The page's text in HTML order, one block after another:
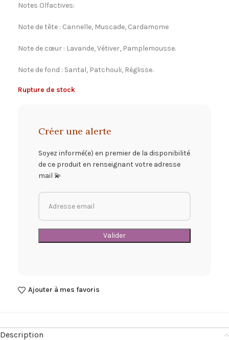
Notes Olfactives:
Note de tête : Cannelle, Muscade, Cardamome
Note de cœur : Lavande, Vétiver, Pamplemousse.
Note de fond : Santal, Patchouli, Réglisse.
Rupture de stock
Créer une alerte
Soyez informé(e) en premier de la disponibilité
de ce produit en renseignant votre adresse
mail 💫
Ajouter à mes favoris
Description